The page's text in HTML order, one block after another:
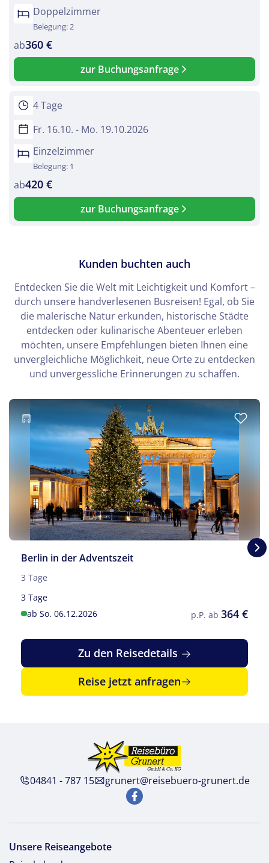
Doppelzimmer
Belegung: 2
ab360 €
zur Buchungsanfrage
4 Tage
Fr. 16.10. - Mo. 19.10.2026
Einzelzimmer
Belegung: 1
ab420 €
zur Buchungsanfrage
Kunden buchten auch
Entdecken Sie die Welt mit Leichtigkeit und Komfort –
durch unsere handverlesenen Busreisen! Egal, ob Sie
die malerische Natur erkunden, historische Städte
entdecken oder kulinarische Abenteuer erleben
möchten, unsere Empfehlungen bieten Ihnen eine
unvergleichliche Möglichkeit, neue Orte zu entdecken
und unvergessliche Erinnerungen zu schaffen.
Berlin in der Adventszeit
3 Tage
3 Tage
ab So. 06.12.2026
p.P. ab 364 €
Zu den Reisedetails
Reise jetzt anfragen
04841 - 787 15 grunert@reisebuero-grunert.de
Unsere Reiseangebote